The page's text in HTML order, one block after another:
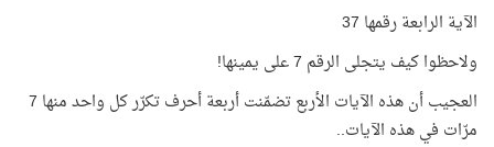
الآية الرابعة رقمها 37
ولاحظوا كيف يتجلى الرقم 7 على يمينها!
العجيب أن هذه الآيات الأربع تضمّنت أربعة أحرف تكرّر كل واحد منها 7
مرّات في هذه الآيات..